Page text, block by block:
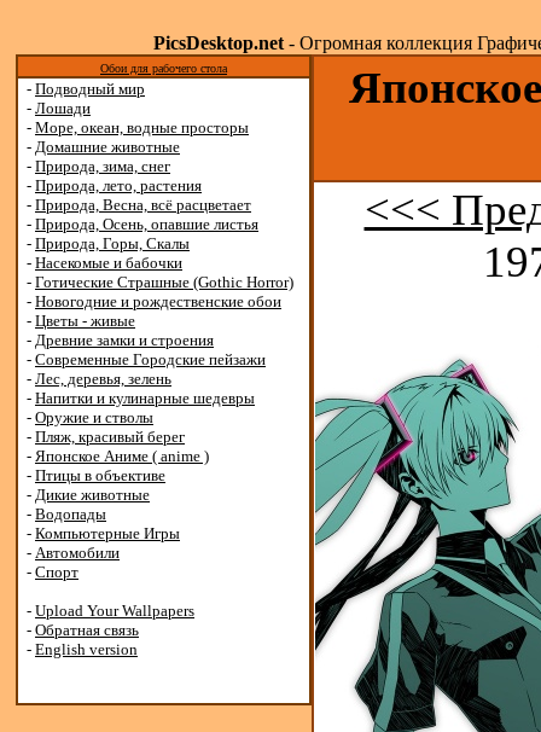
PicsDesktop.net- Огромная коллекция
Обои для рабочего стола
- Подводный мир
- Лошади
- Море, океан, водные просторы
- Домашние животные
- Природа, зима, снег
- Природа, лето, растения
- Природа, Весна, всё расцветает
- Природа, Осень, опавшие листья
- Природа, Горы, Скалы
- Насекомые и бабочки
- Готические Страшные (Gothic Horror)
- Новогодние и рождественские обои
- Цветы - живые
- Древние замки и строения
- Современные Городские пейзажи
- Лес, деревья, зелень
- Напитки и кулинарные шедевры
- Оружие и стволы
- Пляж, красивый берег
- Японское Аниме ( anime )
- Птицы в объективе
- Дикие животные
- Водопады
- Компьютерные Игры
- Автомобили
- Спорт
- Upload Your Wallpapers
- Обратная связь
- English version
<<<